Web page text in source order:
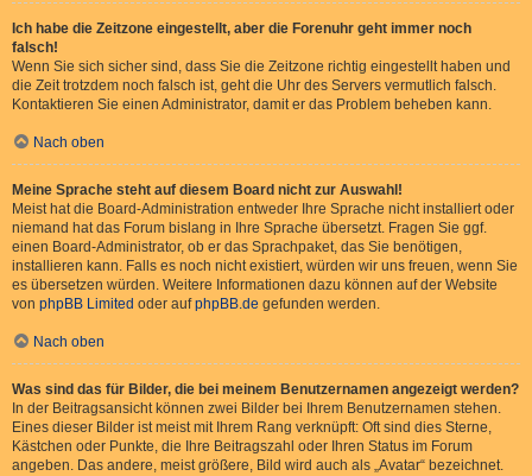
Ich habe die Zeitzone eingestellt, aber die Forenuhr geht immer noch
falsch!
Wenn Sie sich sicher sind, dass Sie die Zeitzone richtig eingestellt haben und
die Zeit trotzdem noch falsch ist, geht die Uhr des Servers vermutlich falsch.
Kontaktieren Sie einen Administrator, damit er das Problem beheben kann.
Nach oben
Meine Sprache steht auf diesem Board nicht zur Auswahl!
Meist hat die Board-Administration entweder Ihre Sprache nicht installiert oder
niemand hat das Forum bislang in Ihre Sprache übersetzt. Fragen Sie ggf.
einen Board-Administrator, ob er das Sprachpaket, das Sie benötigen,
installieren kann. Falls es noch nicht existiert, würden wir uns freuen, wenn Sie
es übersetzen würden. Weitere Informationen dazu können auf der Website
von phpBB Limited oder aufphpBB.de gefunden werden.
Nach oben
Was sind das für Bilder, die bei meinem Benutzernamen angezeigt werden?
In der Beitragsansicht können zwei Bilder bei Ihrem Benutzernamen stehen.
Eines dieser Bilder ist meist mit Ihrem Rang verknüpft: Oft sind dies Sterne,
Kästchen oder Punkte, die Ihre Beitragszahl oder Ihren Status im Forum
angeben. Das andere, meist größere, Bild wird auch als „Avatar“ bezeichnet.